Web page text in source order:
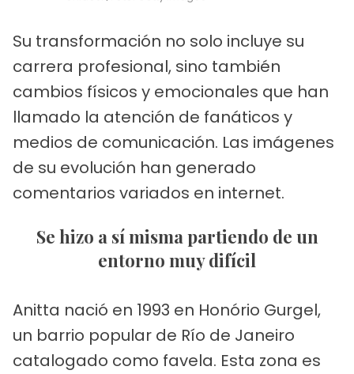
Su transformación no solo incluye su
carrera profesional, sino también
cambios físicos y emocionales que han
llamado la atención de fanáticos y
medios de comunicación. Las imágenes
de su evolución han generado
comentarios variados en internet.
Se hizo a sí misma partiendo de un
entorno muy difícil
Anitta nació en 1993 en Honório Gurgel,
un barrio popular de Río de Janeiro
catalogado como favela. Esta zona es